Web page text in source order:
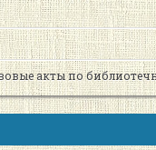
акты по